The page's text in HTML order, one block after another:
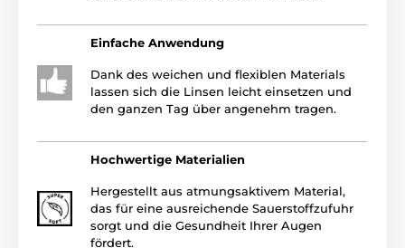
Einfache Anwendung
Dank des weichen und flexiblen Materials
lassen sich die Linsen leicht einsetzen und
den ganzen Tag über angenehm tragen.
Hochwertige Materialien
Hergestellt aus atmungsaktivem Material,
das für eine ausreichende Sauerstoffzufuhr
sorgt und die Gesundheit Ihrer Augen
fördert.